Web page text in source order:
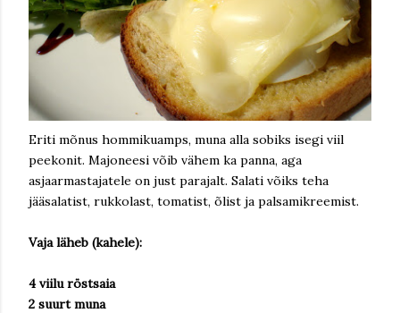
Eriti mõnus hommikuamps, muna alla sobiks isegi viil
peekonit. Majoneesi võib vähem ka panna, aga
asjaarmastajatele on just parajalt. Salati võiks teha
jääsalatist, rukkolast, tomatist, õlist ja palsamikreemist.
Vaja läheb (kahele):
4 viilu röstsaia
2 suurt muna